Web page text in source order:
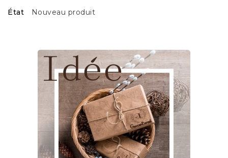
État Nouveau produit